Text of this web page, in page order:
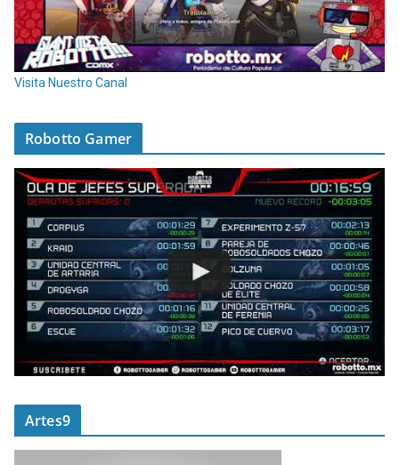
Visita Nuestro Canal
Robotto Gamer
Artes9